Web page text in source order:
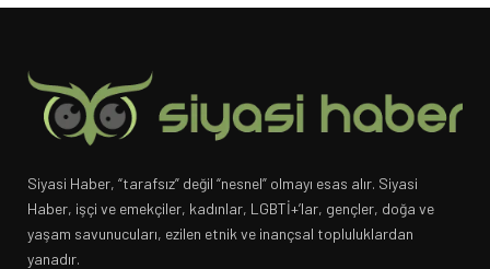
Siyasi Haber, “tarafsız” değil “nesnel” olmayı esas alır. Siyasi
Haber, işçi ve emekçiler, kadınlar, LGBTİ+’lar, gençler, doğa ve
yaşam savunucuları, ezilen etnik ve inançsal topluluklardan
yanadır.